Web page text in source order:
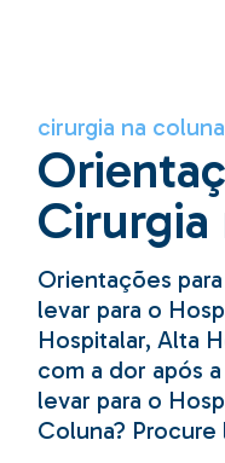
cirurgia na coluna
Cirurgia
Orientações
levar para o
Hospitalar, Alta
com a dor após
levar para o
Coluna?